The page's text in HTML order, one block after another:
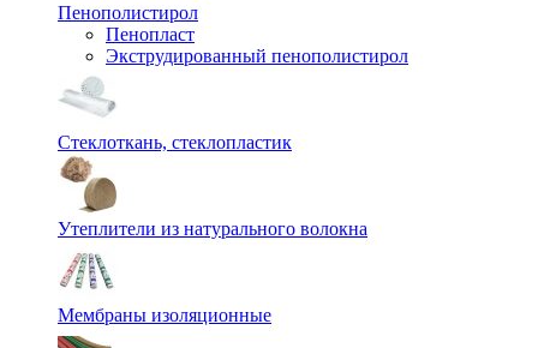
Пенополистирол
Пенопласт
Экструдированный пенополистирол
Стеклоткань, стеклопластик
Утеплители из натурального волокна
Мембраны изоляционные